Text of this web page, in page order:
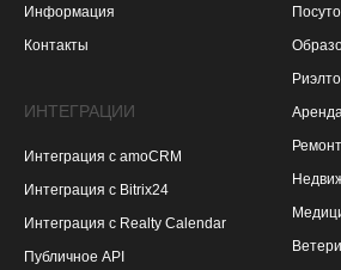
Информация
Контакты
ИНТЕГРАЦИИ
Интеграция с amoCRM
Интеграция с Bitrix24
Интеграция с Realty Calendar
Публичное API
Ремонт